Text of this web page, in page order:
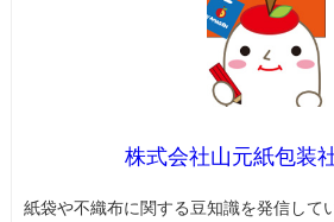
株式会社山元紙包装
紙袋や不織布に関する豆知識を発信して